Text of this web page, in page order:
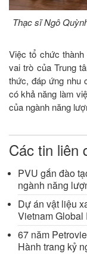
Thạc sĩ Ngô
Việc tổ chức
vai trò của Trung
thức, đáp ứng nhu
có khả năng làm
của ngành năng
Các tin liên
PVU gắn đào
ngành năng
Dự án vật liệu
Vietnam Global
67 năm
Hành trang kỷ